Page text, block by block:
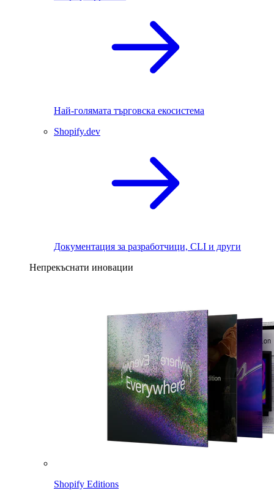
Най-голямата търговска екосистема
Shopify.dev
Документация за разработчици, CLI и други
Непрекъснати иновации
Shopify Editions